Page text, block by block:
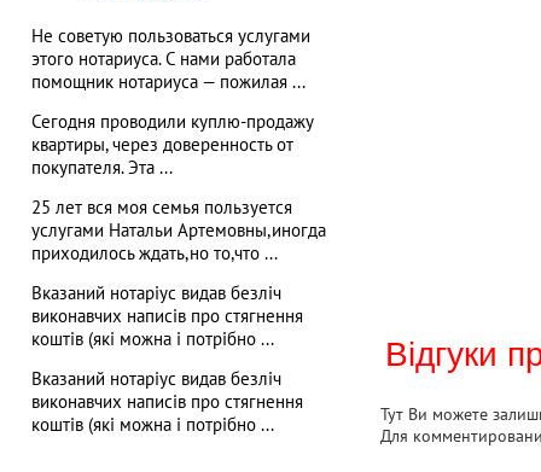
Не советую пользоваться услугами
этого нотариуса. С нами работала
помощник нотариуса — пожилая ...
Сегодня проводили куплю-продажу
квартиры, через доверенность от
покупателя. Эта ...
25 лет вся моя семья пользуется
услугами Натальи Артемовны,иногда
приходилось ждать,но то,что ...
Вказаний нотаріус видав безліч
виконавчих написів про стягнення
коштів (які можна і потрібно ...
Вказаний нотаріус видав безліч
виконавчих написів про стягнення
коштів (які можна і потрібно ...
Відгуки
Тут Ви можете
Для